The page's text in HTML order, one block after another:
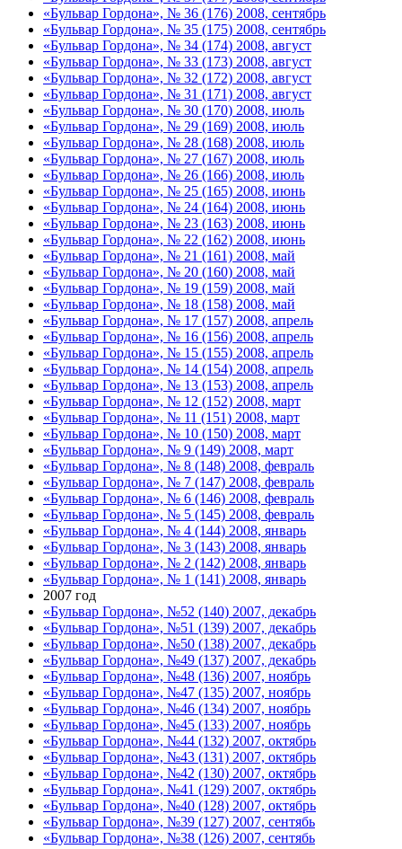
«Бульвар Гордона», № 36 (176) 2008, сентябрь
«Бульвар Гордона», № 35 (175) 2008, сентябрь
«Бульвар Гордона», № 34 (174) 2008, август
«Бульвар Гордона», № 33 (173) 2008, август
«Бульвар Гордона», № 32 (172) 2008, август
«Бульвар Гордона», № 31 (171) 2008, август
«Бульвар Гордона», № 30 (170) 2008, июль
«Бульвар Гордона», № 29 (169) 2008, июль
«Бульвар Гордона», № 28 (168) 2008, июль
«Бульвар Гордона», № 27 (167) 2008, июль
«Бульвар Гордона», № 26 (166) 2008, июль
«Бульвар Гордона», № 25 (165) 2008, июнь
«Бульвар Гордона», № 24 (164) 2008, июнь
«Бульвар Гордона», № 23 (163) 2008, июнь
«Бульвар Гордона», № 22 (162) 2008, июнь
«Бульвар Гордона», № 21 (161) 2008, май
«Бульвар Гордона», № 20 (160) 2008, май
«Бульвар Гордона», № 19 (159) 2008, май
«Бульвар Гордона», № 18 (158) 2008, май
«Бульвар Гордона», № 17 (157) 2008, апрель
«Бульвар Гордона», № 16 (156) 2008, апрель
«Бульвар Гордона», № 15 (155) 2008, апрель
«Бульвар Гордона», № 14 (154) 2008, апрель
«Бульвар Гордона», № 13 (153) 2008, апрель
«Бульвар Гордона», № 12 (152) 2008, март
«Бульвар Гордона», № 11 (151) 2008, март
«Бульвар Гордона», № 10 (150) 2008, март
«Бульвар Гордона», № 9 (149) 2008, март
«Бульвар Гордона», № 8 (148) 2008, февраль
«Бульвар Гордона», № 7 (147) 2008, февраль
«Бульвар Гордона», № 6 (146) 2008, февраль
«Бульвар Гордона», № 5 (145) 2008, февраль
«Бульвар Гордона», № 4 (144) 2008, январь
«Бульвар Гордона», № 3 (143) 2008, январь
«Бульвар Гордона», № 2 (142) 2008, январь
«Бульвар Гордона», № 1 (141) 2008, январь
2007 год
«Бульвар Гордона», №52 (140) 2007, декабрь
«Бульвар Гордона», №51 (139) 2007, декабрь
«Бульвар Гордона», №50 (138) 2007, декабрь
«Бульвар Гордона», №49 (137) 2007, декабрь
«Бульвар Гордона», №48 (136) 2007, ноябрь
«Бульвар Гордона», №47 (135) 2007, ноябрь
«Бульвар Гордона», №46 (134) 2007, ноябрь
«Бульвар Гордона», №45 (133) 2007, ноябрь
«Бульвар Гордона», №44 (132) 2007, октябрь
«Бульвар Гордона», №43 (131) 2007, октябрь
«Бульвар Гордона», №42 (130) 2007, октябрь
«Бульвар Гордона», №41 (129) 2007, октябрь
«Бульвар Гордона», №40 (128) 2007, октябрь
«Бульвар Гордона», №39 (127) 2007, сентябь
«Бульвар Гордона», №38 (126) 2007, сентябь